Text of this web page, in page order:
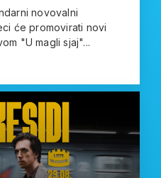
novovalni
će promovirati novi
"U magli sjaj"...